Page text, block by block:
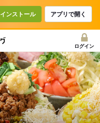
インストール アプリで開く
ログイン